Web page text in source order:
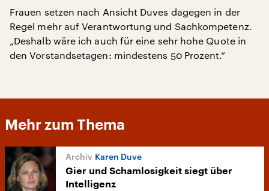
Frauen setzen nach Ansicht Duves dagegen in der
Regel mehr auf Verantwortung und Sachkompetenz.
„Deshalb wäre ich auch für eine sehr hohe Quote in
den Vorstandsetagen: mindestens 50 Prozent.“
Mehr zum Thema
Karen Duve
Gier und Schamlosigkeit siegt über
Intelligenz